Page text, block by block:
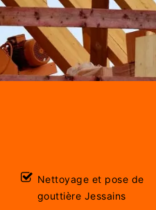
Nettoyage et pose de
gouttière Jessains